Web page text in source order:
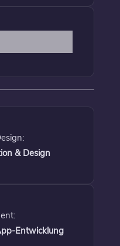
& Design
Entwicklung